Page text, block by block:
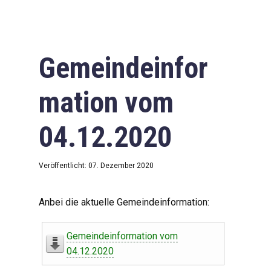
Gemeindeinfor
mation vom
04.12.2020
Veröffentlicht: 07. Dezember 2020
Anbei die aktuelle Gemeindeinformation:
Gemeindeinformation vom
04.12.2020